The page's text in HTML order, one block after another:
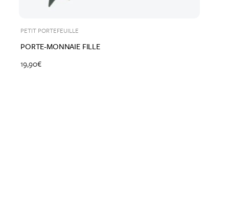
PETIT PORTEFEUILLE
PORTE-MONNAIE FILLE
19,90€